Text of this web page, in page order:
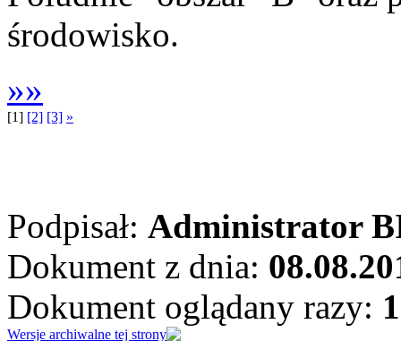
środowisko.
»»
[1] [2] [3] »
Podpisał: Administrator
Dokument z dnia:
Dokument oglądany razy:
Wersje archiwalne tej strony